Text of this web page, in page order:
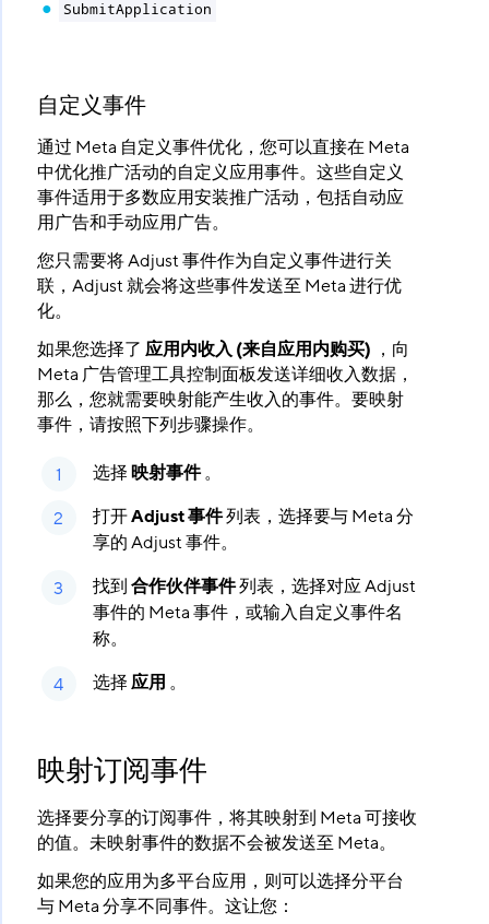
SubmitApplication
自定义事件
通过 Meta 自定义事件优化，您可以直接在 Meta
中优化推广活动的自定义应用事件。这些自定义
事件适用于多数应用安装推广活动，包括自动应
用广告和手动应用广告。
您只需要将 Adjust 事件作为自定义事件进行关
联，Adjust 就会将这些事件发送至 Meta 进行优
化。
如果您选择了 应用内收入 (来自应用内购买) ​ ，向
Meta 广告管理工具控制面板发送详细收入数据，
那么，您就需要映射能产生收入的事件。要映射
事件，请按照下列步骤操作。
选择映射事件​ 。
打开Adjust 事件​ 列表，选择要与 Meta 分
享的 Adjust 事件。
找到合作伙伴事件​ 列表，选择对应 Adjust
事件的 Meta 事件，或输入自定义事件名
称。
选择应用 ​ 。
映射订阅事件
选择要分享的订阅事件，将其映射到 Meta 可接收
的值。未映射事件的数据不会被发送至 Meta。
如果您的应用为多平台应用，则可以选择分平台
与 Meta 分享不同事件。这让您：